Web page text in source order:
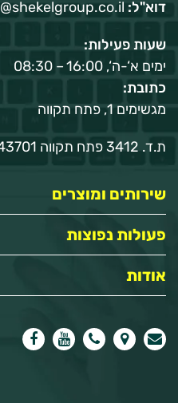
דוא"ל:
שעות פעילות:
ימים א‘-ה‘, 16:00 – 08:30
כתובת:
מגשימים 1, פתח תקווה
ת.ד. 3412 פתח תקווה 4943701
שירותים ומוצרים
פעולות נפוצות
אודות